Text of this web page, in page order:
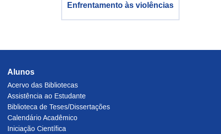
Enfrentamento às violências
Alunos
Acervo das Bibliotecas
Assistência ao Estudante
Biblioteca de Teses/Dissertações
Calendário Acadêmico
Iniciação Científica